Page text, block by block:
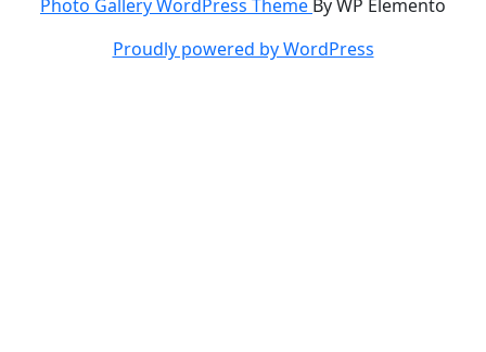
Photo Gallery WordPress Theme By WP Elemento
Proudly powered by WordPress